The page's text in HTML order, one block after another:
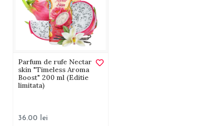
Parfum de rufe Nectar
skin "Timeless Aroma
Boost" 200 ml (Editie
limitata)
36.00 lei